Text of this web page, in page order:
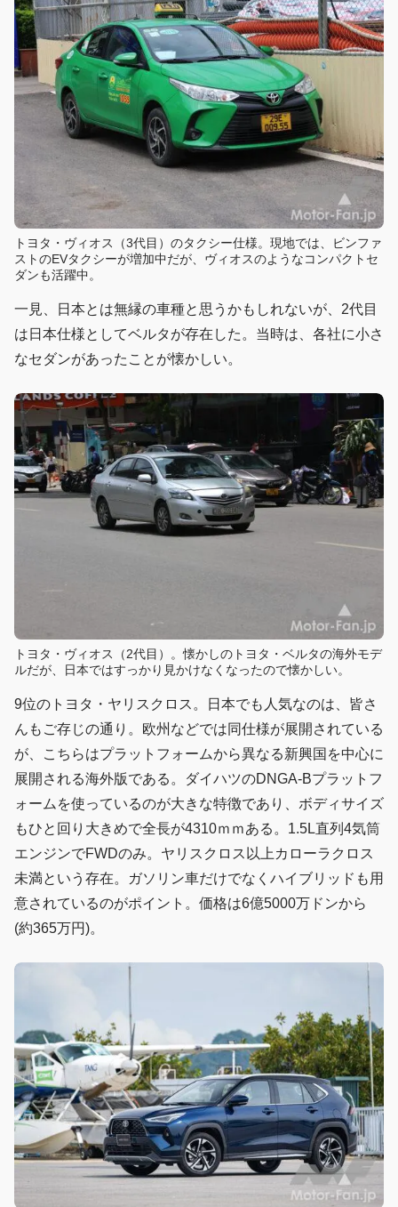
トヨタ・ヴィオス（3代目）のタクシー仕様。現地では、ビンファ
ストのEVタクシーが増加中だが、ヴィオスのようなコンパクトセ
ダンも活躍中。
一見、日本とは無縁の車種と思うかもしれないが、2代目
は日本仕様としてベルタが存在した。当時は、各社に小さ
なセダンがあったことが懐かしい。
トヨタ・ヴィオス（2代目）。懐かしのトヨタ・ベルタの海外モデ
ルだが、日本ではすっかり見かけなくなったので懐かしい。
9位のトヨタ・ヤリスクロス。日本でも人気なのは、皆さ
んもご存じの通り。欧州などでは同仕様が展開されている
が、こちらはプラットフォームから異なる新興国を中心に
展開される海外版である。ダイハツのDNGA-Bプラットフ
ォームを使っているのが大きな特徴であり、ボディサイズ
もひと回り大きめで全長が4310ｍｍある。1.5L直列4気筒
エンジンでFWDのみ。ヤリスクロス以上カローラクロス
未満という存在。ガソリン車だけでなくハイブリッドも用
意されているのがポイント。価格は6億5000万ドンから
(約365万円)。